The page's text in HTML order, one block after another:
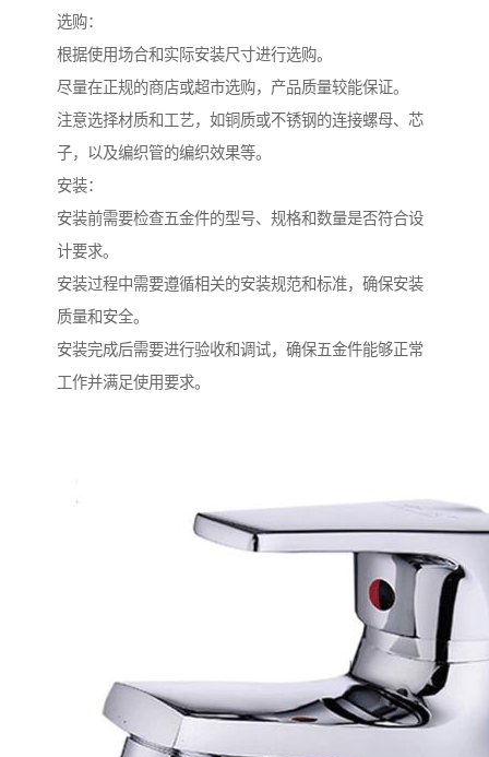
选购：
根据使用场合和实际安装尺寸进行选购。
尽量在正规的商店或超市选购，产品质量较能保证。
注意选择材质和工艺，如铜质或不锈钢的连接螺母、芯
子，以及编织管的编织效果等。
安装：
安装前需要检查五金件的型号、规格和数量是否符合设
计要求。
安装过程中需要遵循相关的安装规范和标准，确保安装
质量和安全。
安装完成后需要进行验收和调试，确保五金件能够正常
工作并满足使用要求。